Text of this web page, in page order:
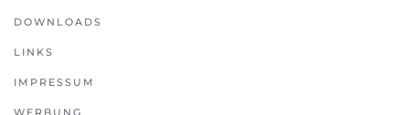
DOWNLOADS
LINKS
IMPRESSUM
WERBUNG